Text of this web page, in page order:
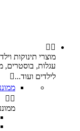
 
מוצרי תינוקות
עגלות, בוסטרים,
לילדים ועוד...
 